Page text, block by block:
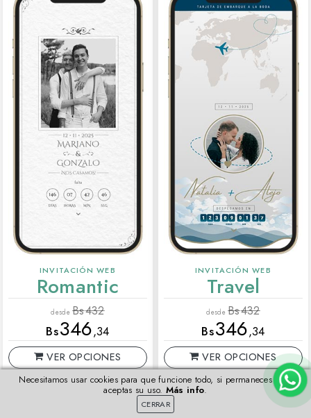
INVITACIÓN WEB
Romantic
desdeBs432
Bs346,34
VER OPCIONES
VISTA PREVIA
INVITACIÓN WEB
Travel
desdeBs432
Bs346,34
VER OPCIONES
VISTA PREVIA
Necesitamos usar cookies para que funcione todo, si permaneces aquí
aceptas su uso. Más info.
CERRAR